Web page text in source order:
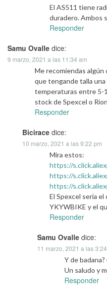
El AS511 tiene
duradero. Ambos
Responder
Samu Ovalle dice:
9 marzo, 2021 a las 11:34 am
Me recomiendas
que tengande talla una
temperaturas entre 5-
stock de Spexcel o Rion
Responder
Bicirace dice:
10 marzo, 2021 a las 9:22 pm
Mira estos:
https://
https://
https://
El Spexcel seria el
YKYWBIKE y el
Responder
Samu Ovalle dice:
11 marzo, 2021 a las
Y de
Un saludo y
Responder